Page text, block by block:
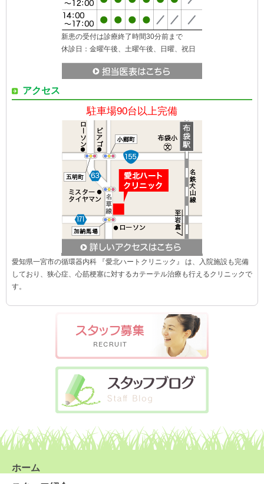
新患の受付は診療終了時間30分前まで
休診日：金曜午後、土曜午後、日曜、祝日
アクセス
駐車場90台以上完備
愛知県一宮市の循環器内科 『愛北ハートクリニック』 は、入院施設も完備
しており、狭心症、心筋梗塞に対するカテーテル治療も行えるクリニックで
す。
ホーム